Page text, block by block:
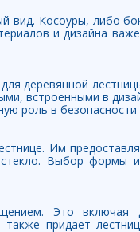
вид. Косоуры, либо
и дизайна
деревянной
встроенными в
роль в безопасности
Им
Выбор формы
Это включая
придает